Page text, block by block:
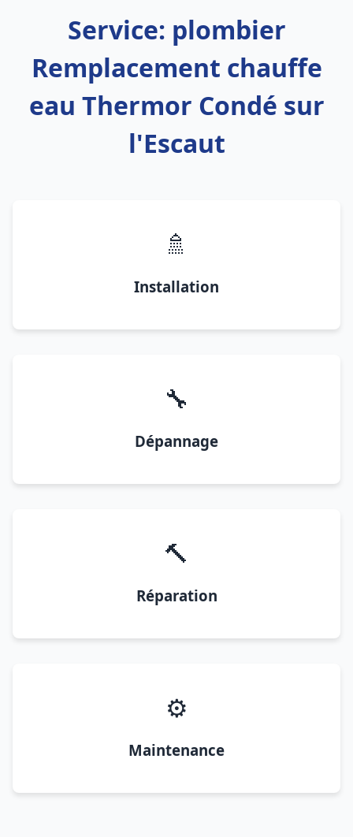
Service: plombier
Remplacement chauffe
eau Thermor Condé sur
l'Escaut
🚿
Installation
🔧
Dépannage
🔨
Réparation
⚙️
Maintenance